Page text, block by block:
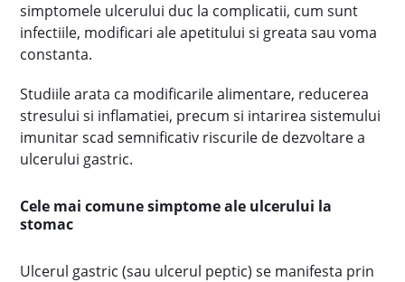
simptomele ulcerului duc la complicatii, cum sunt
infectiile, modificari ale apetitului si greata sau voma
constanta.
Studiile arata ca modificarile alimentare, reducerea
stresului si inflamatiei, precum si intarirea sistemului
imunitar scad semnificativ riscurile de dezvoltare a
ulcerului gastric.
Cele mai comune simptome ale ulcerului la
stomac
Ulcerul gastric (sau ulcerul peptic) se manifesta prin